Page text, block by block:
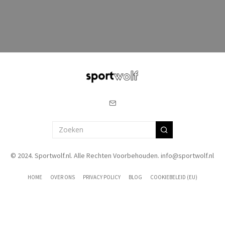
© 2024. Sportwolf.nl. Alle Rechten Voorbehouden. info@sportwolf.nl
HOME OVER ONS PRIVACY POLICY BLOG COOKIEBELEID (EU)